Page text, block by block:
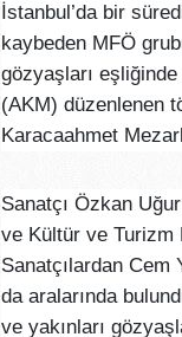
İstanbul’da bir
kaybeden MFÖ
gözyaşları
(AKM) düzenlenen
Karacaahmet
Sanatçı Özkan
ve Kültür ve Turizm
Sanatçılardan Cem
da aralarında
ve yakınları